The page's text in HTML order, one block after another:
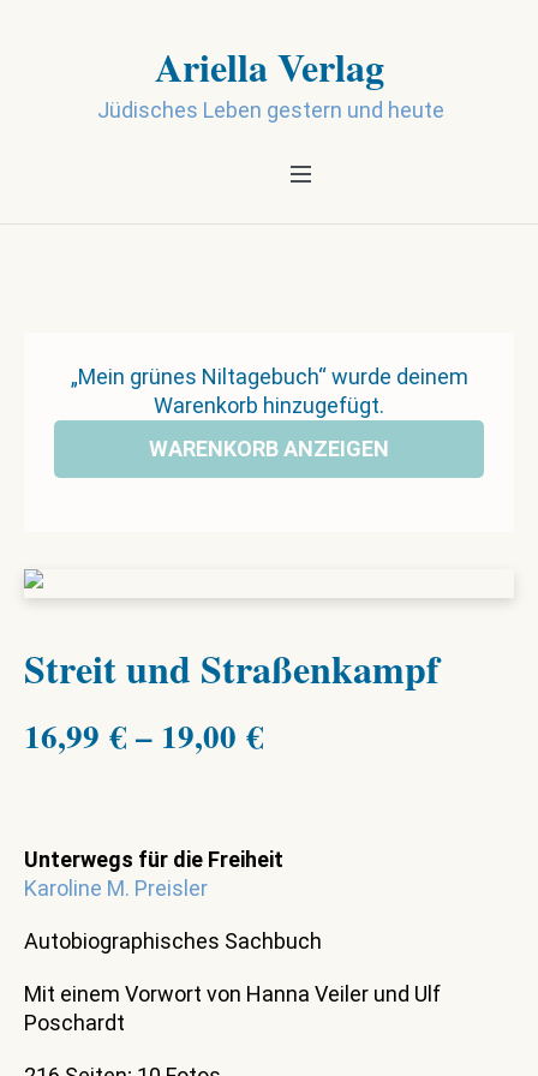
Ariella Verlag
Jüdisches Leben gestern und heute
„Mein grünes Niltagebuch“ wurde deinem
Warenkorb hinzugefügt.
WARENKORB ANZEIGEN
Streit und Straßenkampf
16,99 € – 19,00 €
Unterwegs für die Freiheit
Karoline M. Preisler
Autobiographisches Sachbuch
Mit einem Vorwort von Hanna Veiler und Ulf
Poschardt